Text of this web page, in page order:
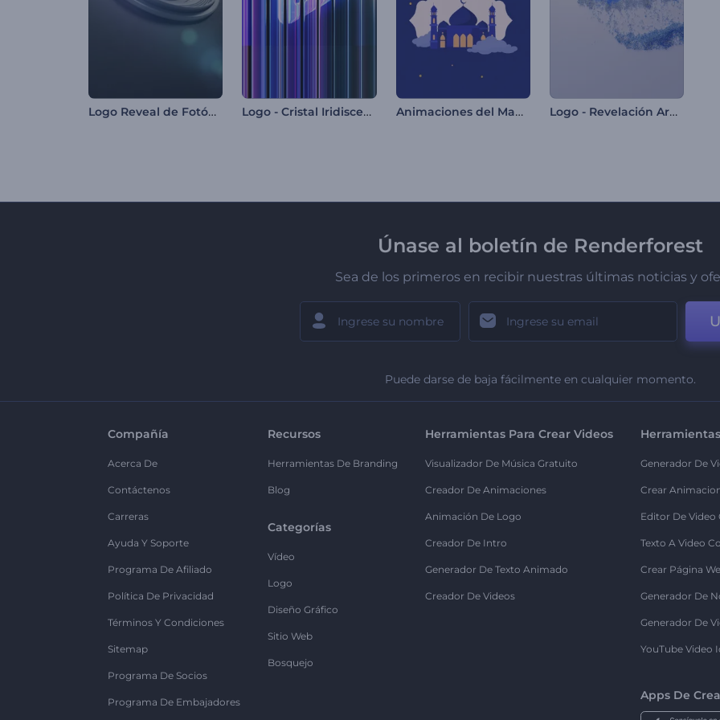
Logo Reveal de Fotógrafo Logo - Cristal Iridiscente Animaciones del Mawlid Logo - Revelación Arenosa
Únase al boletín de Renderforest
Sea de los primeros en recibir nuestras últimas noticias y
Puede darse de baja fácilmente en cualquier momento.
Compañía
Acerca De
Contáctenos
Carreras
Ayuda Y Soporte
Programa De Afiliado
Política De Privacidad
Términos Y Condiciones
Sitemap
Programa De Socios
Programa De Embajadores
Recursos
Herramientas De Branding
Blog
Categorías
Vídeo
Logo
Diseño Gráfico
Sitio Web
Bosquejo
Herramientas Para Crear Videos
Visualizador De Música Gratuito
Creador De Animaciones
Animación De Logo
Creador De Intro
Generador De Texto Animado
Creador De Videos
Generador De
Crear
Editor De Video
Texto A Video
Crear Página
Generador De
Generador De
YouTube Video
Apps De